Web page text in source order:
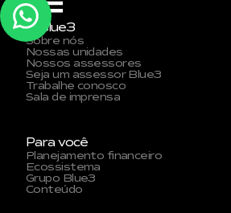
A Blue3
Sobre nós
Nossas unidades
Nossos assessores
Seja um assessor Blue3
Trabalhe conosco
Sala de imprensa
Para você
Planejamento financeiro
Ecossistema
Grupo Blue3
Conteúdo